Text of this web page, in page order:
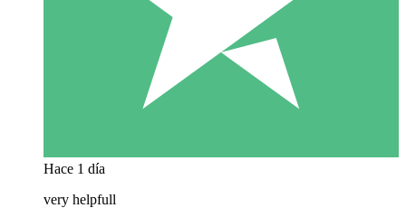
Hace 1 día
very helpfull